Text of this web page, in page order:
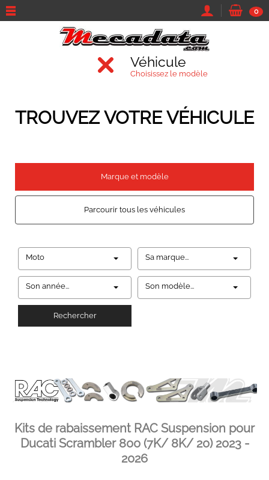
0
Véhicule
Choisissez le modèle
TROUVEZ VOTRE VÉHICULE
Marque et modèle
Parcourir tous les véhicules
Moto Sa marque...
Son année... Son modèle...
Rechercher
Kits de rabaissement RAC Suspension pour
Ducati Scrambler 800 (7K/ 8K/ 20) 2023 -
2026